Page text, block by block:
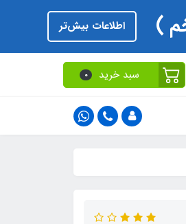
اطلاعات بیش‌تر
سبد خرید 0